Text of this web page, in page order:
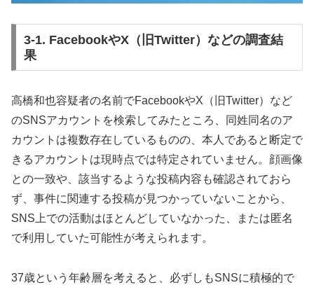
3-1. FacebookやX（旧Twitter）などの調査結
果
高橋和也容疑者の名前でFacebookやX（旧Twitter）など
のSNSアカウントを検索してみたところ、同姓同名のア
カウントは複数存在しているものの、本人であると断定で
きるアカウントは現時点では特定されていません。顔画像
との一致や、該当するような投稿内容も確認されておら
ず、事件に関連する投稿が見つかっていないことから、
SNS上での活動はほとんどしていなかった、または匿名
で利用していた可能性が考えられます。
37歳という年齢層を考えると、必ずしもSNSに積極的で